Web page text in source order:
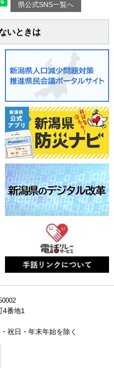
県公式SNS一覧へ
いときは
番地1
祝日・年末年始を除く